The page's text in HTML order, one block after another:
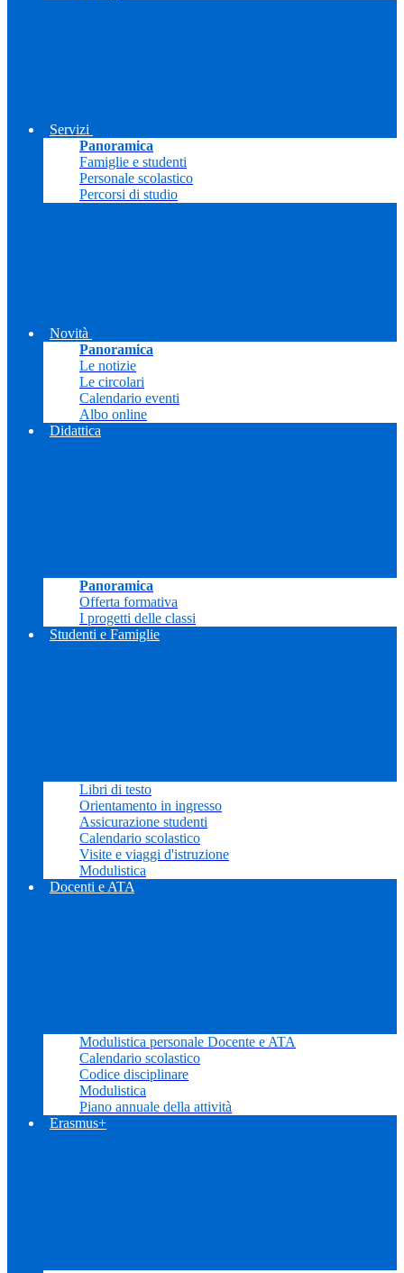
Servizi
Panoramica
Famiglie e studenti
Personale scolastico
Percorsi di studio
Novità
Panoramica
Le notizie
Le circolari
Calendario eventi
Albo online
Didattica
Panoramica
Offerta formativa
I progetti delle classi
Studenti e Famiglie
Libri di testo
Orientamento in ingresso
Assicurazione studenti
Calendario scolastico
Visite e viaggi d'istruzione
Modulistica
Docenti e ATA
Modulistica personale Docente e ATA
Calendario scolastico
Codice disciplinare
Modulistica
Piano annuale della attività
Erasmus+